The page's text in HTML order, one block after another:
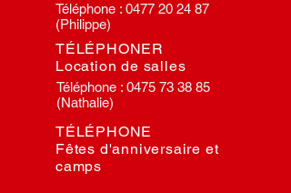
Téléphone : 0477 20 24 87
(Philippe)
TÉLÉPHONER
Location de salles
Téléphone : 0475 73 38 85
(Nathalie)
TÉLÉPHONE
Fêtes d'anniversaire et
camps